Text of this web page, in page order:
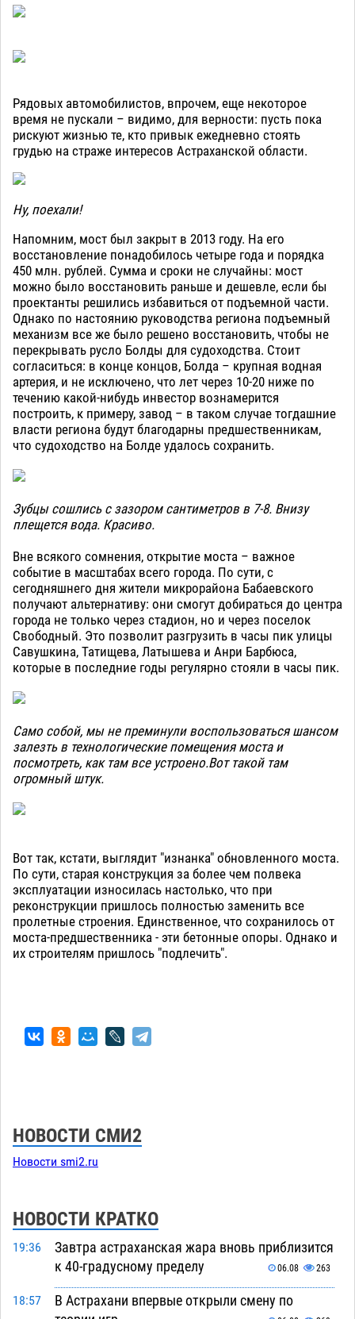
Рядовых автомобилистов, впрочем, еще некоторое
время не пускали – видимо, для верности: пусть пока
рискуют жизнью те, кто привык ежедневно стоять
грудью на страже интересов Астраханской области.
Ну, поехали!
Напомним, мост был закрыт в 2013 году. На его
восстановление понадобилось четыре года и порядка
450 млн. рублей. Сумма и сроки не случайны: мост
можно было восстановить раньше и дешевле, если бы
проектанты решились избавиться от подъемной части.
Однако по настоянию руководства региона подъемный
механизм все же было решено восстановить, чтобы не
перекрывать русло Болды для судоходства. Стоит
согласиться: в конце концов, Болда – крупная водная
артерия, и не исключено, что лет через 10-20 ниже по
течению какой-нибудь инвестор вознамерится
построить, к примеру, завод – в таком случае тогдашние
власти региона будут благодарны предшественникам,
что судоходство на Болде удалось сохранить.
Зубцы сошлись с зазором сантиметров в 7-8. Внизу
плещется вода. Красиво.
Вне всякого сомнения, открытие моста – важное
событие в масштабах всего города. По сути, с
сегодняшнего дня жители микрорайона Бабаевского
получают альтернативу: они смогут добираться до центра
города не только через стадион, но и через поселок
Свободный. Это позволит разгрузить в часы пик улицы
Савушкина, Татищева, Латышева и Анри Барбюса,
которые в последние годы регулярно стояли в часы пик.
Само собой, мы не преминули воспользоваться шансом
залезть в технологические помещения моста и
посмотреть, как там все устроено.Вот такой там
огромный штук.
Вот так, кстати, выглядит "изнанка" обновленного моста.
По сути, старая конструкция за более чем полвека
эксплуатации износилась настолько, что при
реконструкции пришлось полностью заменить все
пролетные строения. Единственное, что сохранилось от
моста-предшественника - эти бетонные опоры. Однако и
их строителям пришлось "подлечить".
НОВОСТИ СМИ2
Новости smi2.ru
НОВОСТИ КРАТКО
19:36
Завтра астраханская жара вновь приблизится
к 40-градусному пределу
06.08 263
18:57
В Астрахани впервые открыли смену по